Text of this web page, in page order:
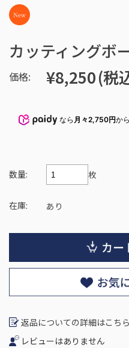
カッティングボ
価格: ¥8,250(税
なら 月々2,750円か
数量: 枚
在庫: あり
返品についての詳細はこちら
レビューはありません